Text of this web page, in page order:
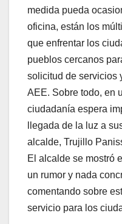
medida pueda
oficina, están los
que enfrentar los
pueblos cercanos
solicitud de servicios
AEE. Sobre todo, en
ciudadanía espera
llegada de la luz a
alcalde, Trujillo
El alcalde se mostró
un rumor y nada
comentando sobre
servicio para los